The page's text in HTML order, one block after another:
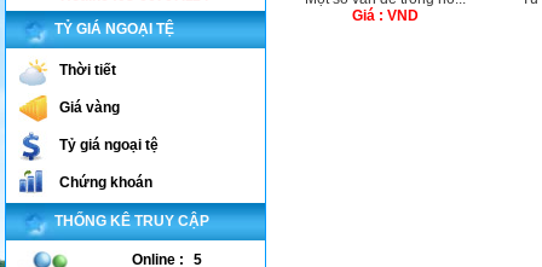
TỶ GIÁ NGOẠI TỆ
Thời tiết
Giá vàng
Tỷ giá ngoại tệ
Chứng khoán
THỐNG KÊ TRUY CẬP
Online :
5
Giá : VND